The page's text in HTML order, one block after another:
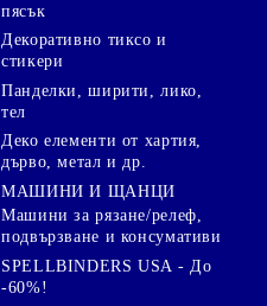
пясък
Декоративно тиксо и
стикери
Панделки, ширити, лико,
тел
Деко елементи от хартия,
дърво, метал и др.
МАШИНИ И ЩАНЦИ
Машини за рязане/релеф,
подвързване и консумативи
SPELLBINDERS USA - До
-60%!